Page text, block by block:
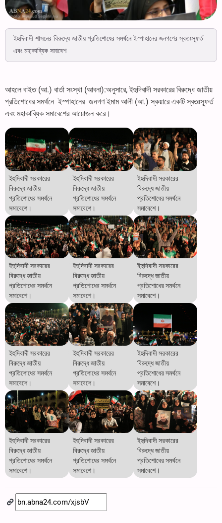
ইহুদিবাদী শাসনের বিরুদ্ধে জাতীয় প্রতিশোধের সমর্থনে ইস্পাহানের জনগণের স্বতঃস্ফূর্ত
এবং মহাকাব্যিক সমাবেশ
আহলে বাইত (আ.) বার্তা সংস্থা (আবনা):অনুসারে, ইহুদিবাদী সরকারের বিরুদ্ধে জাতীয়
প্রতিশোধের সমর্থনে ইস্পাহানের জনগণ ইমাম আলী (আ.) স্কয়ারে একটি স্বতঃস্ফূর্ত
এবং মহাকাব্যিক সমাবেশের আয়োজন করে।
ইহুদিবাদী সরকারের
বিরুদ্ধে জাতীয়
প্রতিশোধের সমর্থনে
সমাবেশে।
ইহুদিবাদী সরকারের
বিরুদ্ধে জাতীয়
প্রতিশোধের সমর্থনে
সমাবেশে।
ইহুদিবাদী সরকারের
বিরুদ্ধে জাতীয়
প্রতিশোধের সমর্থনে
সমাবেশে।
ইহুদিবাদী সরকারের
বিরুদ্ধে জাতীয়
প্রতিশোধের সমর্থনে
সমাবেশে।
ইহুদিবাদী সরকারের
বিরুদ্ধে জাতীয়
প্রতিশোধের সমর্থনে
সমাবেশে।
ইহুদিবাদী সরকারের
বিরুদ্ধে জাতীয়
প্রতিশোধের সমর্থনে
সমাবেশে।
ইহুদিবাদী সরকারের
বিরুদ্ধে জাতীয়
প্রতিশোধের সমর্থনে
সমাবেশে।
ইহুদিবাদী সরকারের
বিরুদ্ধে জাতীয়
প্রতিশোধের সমর্থনে
সমাবেশে।
ইহুদিবাদী সরকারের
বিরুদ্ধে জাতীয়
প্রতিশোধের সমর্থনে
সমাবেশে।
ইহুদিবাদী সরকারের
বিরুদ্ধে জাতীয়
প্রতিশোধের সমর্থনে
সমাবেশে।
ইহুদিবাদী সরকারের
বিরুদ্ধে জাতীয়
প্রতিশোধের সমর্থনে
সমাবেশে।
ইহুদিবাদী সরকারের
বিরুদ্ধে জাতীয়
প্রতিশোধের সমর্থনে
সমাবেশে।